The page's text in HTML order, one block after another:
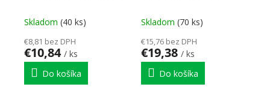
Skladom (40 ks)
€8,81 bez DPH
€10,84 / ks
Do košíka
Skladom (70 ks)
€15,76 bez DPH
€19,38 / ks
Do košíka